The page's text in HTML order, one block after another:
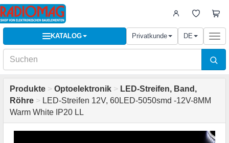
KATALOG Privatkunde DE
Produkte > Optoelektronik > LED-Streifen, Band,
Röhre > LED-Streifen 12V, 60LED-5050smd -12V-8MM
Warm White IP20 LL